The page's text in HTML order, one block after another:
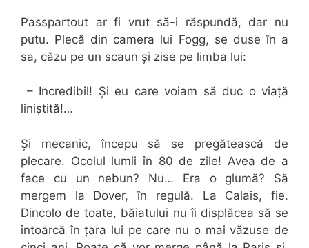
Passpartout ar fi vrut să-i răspundă, dar nu
putu. Plecă din camera lui Fogg, se duse în a
sa, căzu pe un scaun și zise pe limba lui:
– Incredibil! Și eu care voiam să duc o viață
liniștită!…
Și mecanic, începu să se pregătească de
plecare. Ocolul lumii în 80 de zile! Avea de a
face cu un nebun? Nu… Era o glumă? Să
mergem la Dover, în regulă. La Calais, fie.
Dincolo de toate, băiatului nu îi displăcea să se
întoarcă în țara lui pe care nu o mai văzuse de